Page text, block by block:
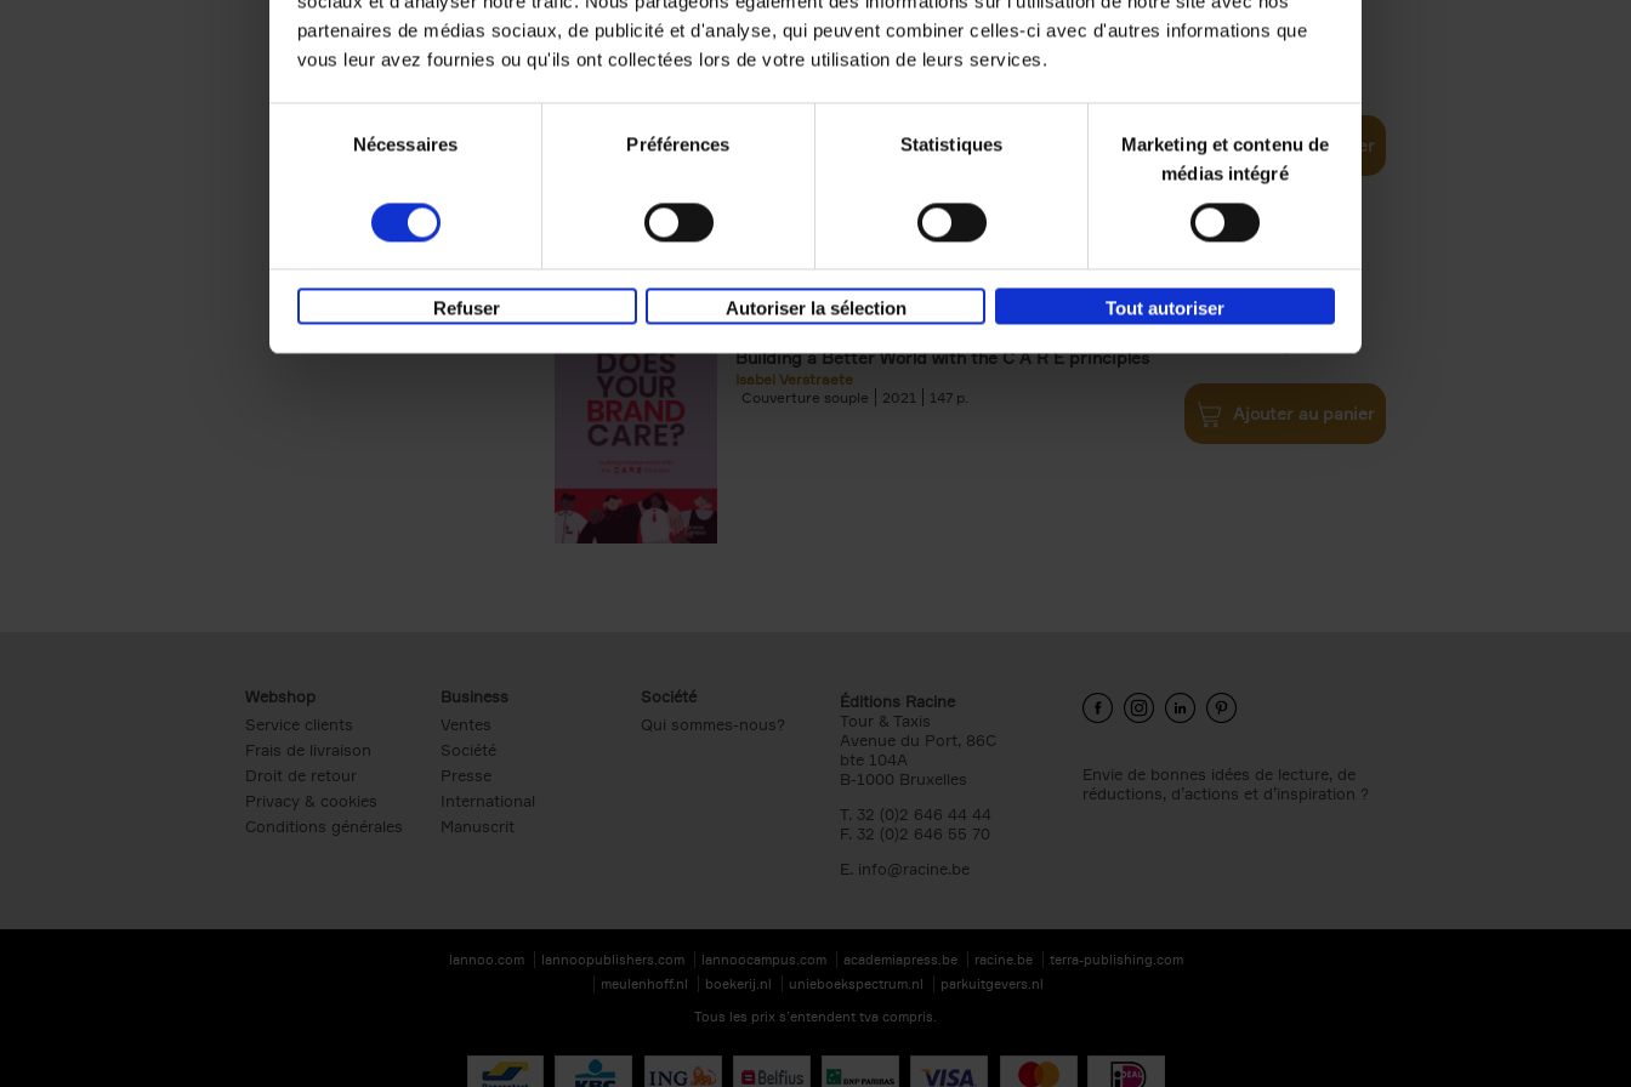
partenaires de médias sociaux, de publicité et d'analyse, qui peuvent combiner celles-ci avec d'autres informations que
vous leur avez fournies ou qu'ils ont collectées lors de votre utilisation de leurs services.
Nécessaires Préférences Statistiques
Marketing et contenu de
médias intégré
Refuser Autoriser la sélection Tout autoriser
Digital marketing like a PRO -
completely revised edition
Ajouter au panier
Does Your Brand Care?
Building a Better World with the C A R E principles
Isabel Verstraete
Couverture souple
2021 147
€34,99
Ajouter au panier
Webshop
Service clients
Frais de livraison
Droit de retour
Privacy & cookies
Conditions générales
Business
Ventes
Société
Presse
International
Manuscrit
Société
Qui sommes-nous?
Éditions Racine
Tour & Taxis
Avenue du Port, 86C
bte 104A
B-1000 Bruxelles
T. 32 (0)2 646 44 44
F. 32 (0)2 646 55 70
E. info@racine.be
Envie de bonnes idées de lecture, de
réductions, d’actions et d’inspiration ?
lannoo.com lannoopublishers.com lannoocampus.com academiapress.be racine.be
terra-publishing.com
meulenhoff.nl
boekerij.nl unieboekspectrum.nl
parkuitgevers.nl
Tous les prix s’entendent tva compris.